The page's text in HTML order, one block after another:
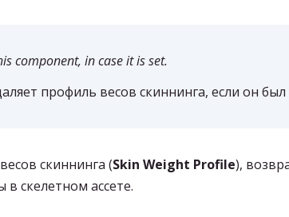
component, in case it is set.
профиль весов скиннинга, если он был
скиннинга (Skin Weight Profile),
скелетном ассете.